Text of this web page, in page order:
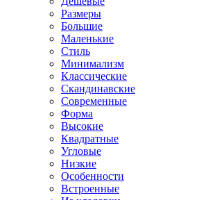
Размеры
Большие
Маленькие
Стиль
Минимализм
Классические
Скандинавские
Современные
Форма
Высокие
Квадратные
Угловые
Низкие
Особенности
Встроенные